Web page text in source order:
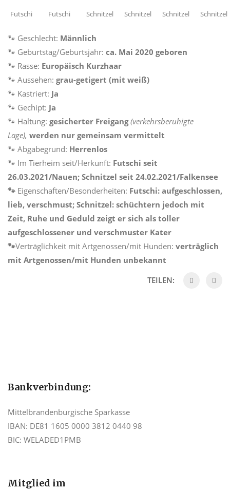
Futschi Futschi Schnitzel Schnitzel Schnitzel Schnitzel
🐾 Geschlecht: Männlich
🐾 Geburtstag/Geburtsjahr: ca. Mai 2020 geboren
🐾 Rasse: Europäisch Kurzhaar
🐾 Aussehen: grau-getigert (mit weiß)
🐾 Kastriert: Ja
🐾 Gechipt: Ja
🐾 Haltung: gesicherter Freigang(verkehrsberuhigte
Lage), werden nur gemeinsam vermittelt
🐾 Abgabegrund: Herrenlos
🐾 Im Tierheim seit/Herkunft: Futschi seit
26.03.2021/Nauen; Schnitzel seit 24.02.2021/Falkensee
🐾 Eigenschaften/Besonderheiten: Futschi: aufgeschlossen,
lieb, verschmust; Schnitzel: schüchtern jedoch mit
Zeit, Ruhe und Geduld zeigt er sich als toller
aufgeschlossener und verschmuster Kater
🐾Verträglichkeit mit Artgenossen/mit Hunden: verträglich
mit Artgenossen/mit Hunden unbekannt
TEILEN:
Bankverbindung:
Mittelbrandenburgische Sparkasse
IBAN: DE81 1605 0000 3812 0440 98
BIC: WELADED1PMB
Mitglied im